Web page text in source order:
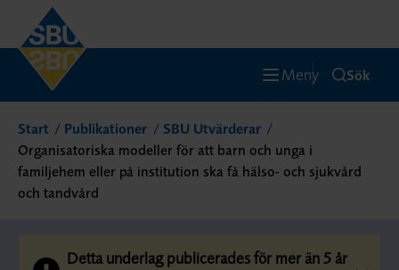
Meny Sök
Start Publikationer
SBU Utvärderar
Organisatoriska modeller för att barn och unga i
familjehem eller på institution ska få hälso- och sjukvård
och tandvård
Detta underlag publicerades för mer än 5 år